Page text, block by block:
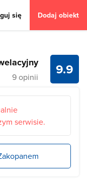
się Dodaj obiekt
9.9
9 opinii
serwisie.